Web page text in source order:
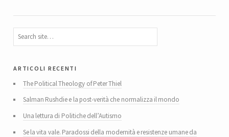
articoli recenti
The Political Theology of Peter Thiel
Salman Rushdie e la post-verità che normalizza il mondo
Una lettura di Politiche dell’Autismo
Se la vita vale. Paradossi della modernità e resistenze umane da